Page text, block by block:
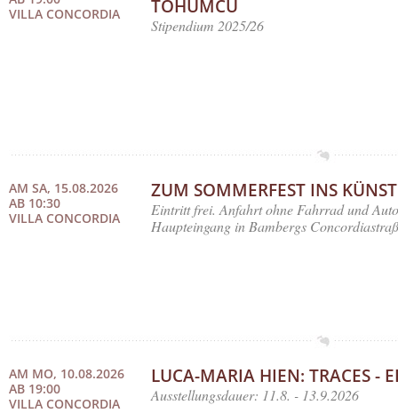
VILLA CONCORDIA
TOHUMCU
Stipendium 2025/26
AM SA, 15.08.2026
AB 10:30
VILLA CONCORDIA
ZUM SOMMERFEST INS
Eintritt frei. Anfahrt ohne Fahrrad und
Haupteingang in Bambergs
AM MO, 10.08.2026
AB 19:00
VILLA CONCORDIA
LUCA-MARIA HIEN: TRACES -
Ausstellungsdauer: 11.8. - 13.9.2026